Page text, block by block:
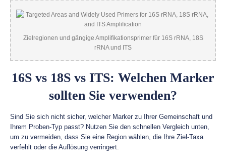
Zielregionen und gängige Amplifikationsprimer für 16S rRNA, 18S
rRNA und ITS
16S vs 18S vs ITS: Welchen Marker
sollten Sie verwenden?
Sind Sie sich nicht sicher, welcher Marker zu Ihrer Gemeinschaft und
Ihrem Proben-Typ passt? Nutzen Sie den schnellen Vergleich unten,
um zu vermeiden, dass Sie eine Region wählen, die Ihre Ziel-Taxa
verfehlt oder die Auflösung verringert.